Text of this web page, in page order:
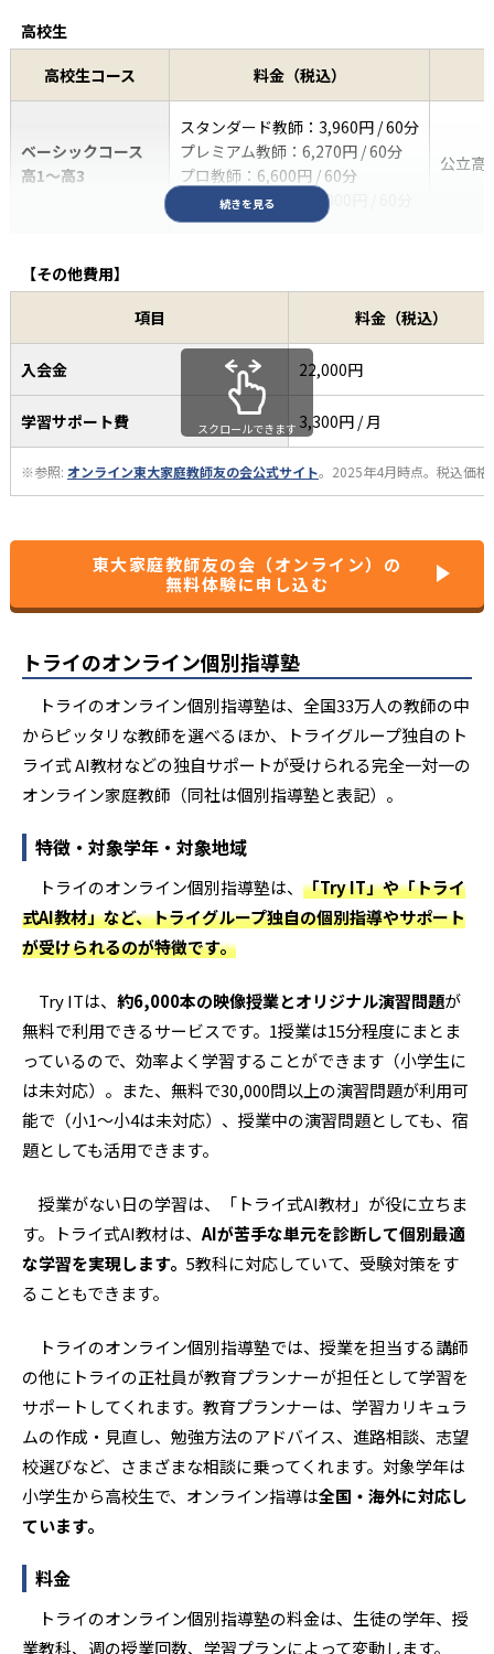
附属・一貫校コース
小1～小6
スタンダード教師：4,510円 / 60分
プレミアム教師：6,270円 / 60分
塾対応コース
小1～小6
スタンダード教師：6,600円 / 60分
プレミアム教師：7,150円 / 60分
宿題が
小1～小6
スタンダード教師：6,600円 / 60分
トッププロ教師：11,000円 / 60分
主に英
カスタマイズコース
小1～小6
6,600円 / 60分
10時間コース
88,000円
20時間コース
30時間コース
214,500円 1時間
スクロールできます
高校受験準備コース
中1～中2
プレミアム教師：6,270円 / 60分
プロ教師：8,800円 / 60分
トッププロ教師：11,000円 / 60分
高校受
スタンダード教師：5,060円 / 60分
難関中学出身教師：5,610円 / 60分
プレミアム教師：6,270円 / 60分
プロ教師：8,800円 / 60分
中高一貫校コース
スタンダード教師：4,510円 / 60分
プレミアム教師：6,270円 / 60分
プロ教師：7,700円 / 60分
トッププロ教師：11,000円 / 60分
附属中
塾対応コース
中1～中3
スタンダード教師：6,600円 / 60分
プレミアム教師：7,150円 / 60分
一緒に
英語特化コース
スタンダード教師：6,600円 / 60分
プレミアム教師：7,150円 / 60分
トッププロ教師：11,000円 / 60分
①帰国
カスタマイズコース
中1～中3
6,600円 / 60分 上記コ
10時間コース
中1～中3
88,000円 / 60分
20時間コース
中1～中3
30時間コース
中1～中3
214,500円 / 60分
※参照: オンライン東大家庭教師友の会公式サイト。2025年4月時点。税込価格
続きを見る
高校生
高校生コース
料金（税込）
ベーシックコース
高1～高3
スタンダード教師：3,960円 / 60分
プレミアム教師：6,270円 / 60分
プロ教師：6,600円 / 60分
トッププロ教師：11,000円 / 60分
公立高
中高一貫校コース
高1～高2
プロ教師：7,700円 / 60分
トッププロ教師：11,000円 / 60分
定期テ
中高一貫校コース
高3
スタンダード教師：5,060円 / 60分
プレミアム教師：6,270円 / 60分
プロ教師：7,700円 / 60分
トッププロ教師：11,000円 / 60分
授業の
スタンダード教師：4,510円 / 60分
トッププロ教師：11,000円 / 60分
大学
大学受験コース
高3・大学受験生
プレミアム教師：6,270円 / 60分
プロ教師：8,800円 / 60分
トッププロ教師：11,000円 / 60分
大学受
内部進学コース
高1～高3
スタンダード教師：4,510円 / 60分
プレミアム教師：6,270円 / 60分
学校推
高1～高3
プレミアム教師：7,150円 / 60分
医学部コース
高1～高3
スタンダード教師：8,800円 / 60分
プレミアム教師：9,350円 / 60分
医学部
英語特化コース
高1～高3
プレミアム教師：7,150円 / 60分
プロ教師：8,800円 / 60分
トッププロ教師：11,000円 / 60分
のいず
主に英
カスタマイズコース
高1～高3
6,600円 / 60分 上記
高1～高3
20時間コース
1～高3
154,000円 / 60分 1時間
高1～高3
214,500円 / 60分 1時間
※参照:オンライン東大家庭教師友の会公式サイト 。2025年4月時点。税込価格
スクロールできます
【その他費用】
項目
料金（税込）
入会金 22,000円
学習サポート費 3,300円 / 月
※参照: オンライン東大家庭教師友の会公式サイト。2025年4月時点。税込価格
スクロールできます
東大家庭教師友の会（オンライン）の
無料体験に申し込む
トライのオンライン個別指導塾
トライのオンライン個別指導塾は、全国33万人の教師の中
からピッタリな教師を選べるほか、トライグループ独自のト
ライ式 AI教材などの独自サポートが受けられる完全一対一の
オンライン家庭教師（同社は個別指導塾と表記）。
特徴・対象学年・対象地域
トライのオンライン個別指導塾は、 「Try IT」や「トライ
式AI教材」など、トライグループ独自の個別指導やサポート
が受けられるのが特徴です。
Try ITは、 約6,000本の映像授業とオリジナル演習問題が
無料で利用できるサービスです。1授業は15分程度にまとま
っているので、効率よく学習することができます（小学生に
は未対応）。また、無料で30,000問以上の演習問題が利用可
能で（小1〜小4は未対応）、授業中の演習問題としても、宿
題としても活用できます。
授業がない日の学習は、「トライ式AI教材」が役に立ちま
す。トライ式AI教材は、 AIが苦手な単元を診断して個別最適
な学習を実現します。 5教科に対応していて、受験対策をす
ることもできます。
トライのオンライン個別指導塾では、授業を担当する講師
の他にトライの正社員が教育プランナーが担任として学習を
サポートしてくれます。教育プランナーは、学習カリキュラ
ムの作成・見直し、勉強方法のアドバイス、進路相談、志望
校選びなど、さまざまな相談に乗ってくれます。対象学年は
小学生から高校生で、オンライン指導は全国・海外に対応し
ています。
料金
トライのオンライン個別指導塾の料金は、生徒の学年、授
業教科、週の授業回数、学習プランによって変動します。